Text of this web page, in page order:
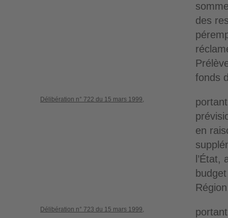
des
fonds
Délibération n° 722 du 15 mars 1999,
en
Délibération n° 723 du 15 mars 1999,